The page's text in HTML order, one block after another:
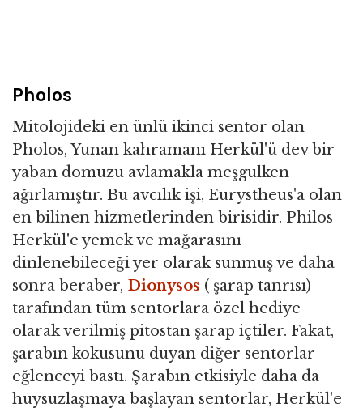
Pholos
Mitolojideki en ünlü ikinci sentor olan
Pholos, Yunan kahramanı Herkül'ü dev bir
yaban domuzu avlamakla meşgulken
ağırlamıştır. Bu avcılık işi, Eurystheus'a olan
en bilinen hizmetlerinden birisidir. Philos
Herkül'e yemek ve mağarasını
dinlenebileceği yer olarak sunmuş ve daha
sonra beraber, Dionysos ( şarap tanrısı)
tarafından tüm sentorlara özel hediye
olarak verilmiş pitostan şarap içtiler. Fakat,
şarabın kokusunu duyan diğer sentorlar
eğlenceyi bastı. Şarabın etkisiyle daha da
huysuzlaşmaya başlayan sentorlar, Herkül'e